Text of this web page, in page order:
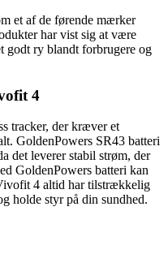
et af de førende mærker
har vist sig at være
godt ry blandt forbrugere og
4
tracker, der kræver et
GoldenPowers SR43 batteri
det leverer stabil strøm, der
GoldenPowers batteri kan
4 altid har tilstrækkelig
holde styr på din sundhed.